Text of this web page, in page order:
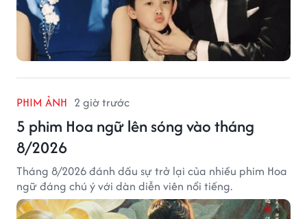
PHIM ẢNH 2 giờ trước
5 phim Hoa ngữ lên sóng vào tháng
8/2026
Tháng 8/2026 đánh dấu sự trở lại của nhiều phim Hoa
ngữ đáng chú ý với dàn diễn viên nổi tiếng.